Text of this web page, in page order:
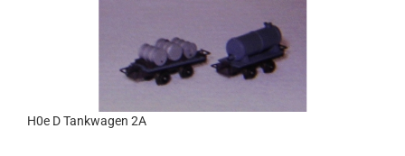
H0e D Tankwagen 2A